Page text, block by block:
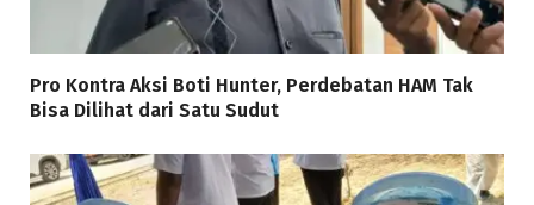
Pro Kontra Aksi Boti Hunter, Perdebatan HAM Tak
Bisa Dilihat dari Satu Sudut